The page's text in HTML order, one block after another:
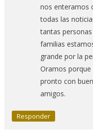
nos enteramos
todas las
tantas
familias
grande por la
Oramos
pronto con
amigos.
Responder